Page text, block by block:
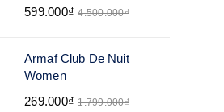
599.000₫ 4.500.000₫
Armaf Club De Nuit
Women
269.000₫ 1.799.000₫